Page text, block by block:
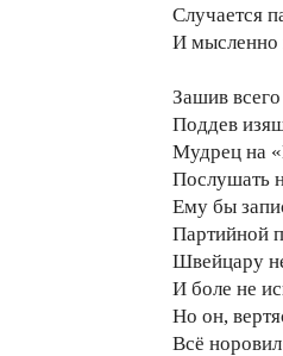
Случается
И мысленно
Зашив
Поддев
Мудрец на
Послушать
Ему бы
Партийной
Швейцару
И боле не
Но он,
Всё